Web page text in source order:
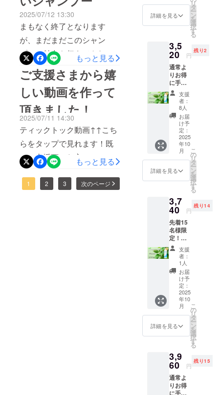
す、洗浄力の強い(市販の
シャンプー)成分のシャン
プーを使うなどがありま
す。その為に、髪のパサつ
きや乾燥につながります。
なるべく優しい洗浄力で洗
うことで乾燥やパサつきを
穏やかにします。どんなに
高いトリートメントやしっ
とりするトリートメントを
使っても、洗浄力が強いと
洗い流してしまいます。
にすることで、髪質はまた
や植物性の優しいシャン
プー・ダメージケアに特化
したシャンプー・髪と頭皮
のダメージについて、成分
やケミカルにこだわってい
るサロンさんでもあまり知
られていない為に、知って
いる美容師さんは少なかっ
たのです！私は、このシャ
ンプーに出会って25年にな
ります。このシャンプーの
良さを知って頂く事とシャ
ンプーの仕方やシャンプー
そのものの大切さを知って
2025/07/12 13:30
まもなく終了となります
が、まだまだこのシャン
プーの魅力を伝えてきれて
おりません。。。このシャ
ンプーは、ベビーソープで
使われている成分「ココイ
ルメチルタウリンNa」を主
成分にしてあり赤ちゃんや
敏感肌の方にお使い頂ける
安心の成分です！！他にも
刺激や安全性の高い成分を
自然・天然物より製品化し
ておりますので、安心して
もっと見る
ご支援さまから嬉
しい動画を作って
頂きました！
2025/07/11 14:30
ティックトック動画↑↑こち
らをタップで見れます！既
にご支援頂いた方に、ご支
援と応援のお言葉だけでな
くこのプロジェクトを紹介
もっと見る
1 2 3 次のページ
詳細を見る
リ
タ
ー
ン
を
選
択
す
る
3,5
20 円
残り2
通常よ
りお得
に手に
して支
援して
くださ
る方！
先着10
名様限
定！通
常価格
より
20％off
！ 感謝
の気持
ちのお
て、今
回の支
援して
いただ
くシャ
ンプー
300ml
を１本
＋お礼
の手紙
をお送
り致し
ます 一
般販売
価格 税
込
￥4400-
モイス
トRシャ
ンプー
センシ
ティブ&
支援
者：
8人
お届
け予
定：
2025
年10
月
詳細を見る
こ
の
リ
タ
ー
ン
を
選
択
す
る
3,7
40 円
残り14
先着15
名様限
定！通
常価格
より
15％off
！ 感謝
の気持
ちのお
礼とし
て、今
回の支
援して
いただ
くシャ
ンプー
お礼の
手紙を
お送り
致しま
す 一般
支援
者：
1人
お届
け予
定：
2025
年10
月
詳細を見る
こ
の
リ
タ
ー
ン
を
選
択
す
る
3,9
60 円
残り15
通常よ
りお得
に手に